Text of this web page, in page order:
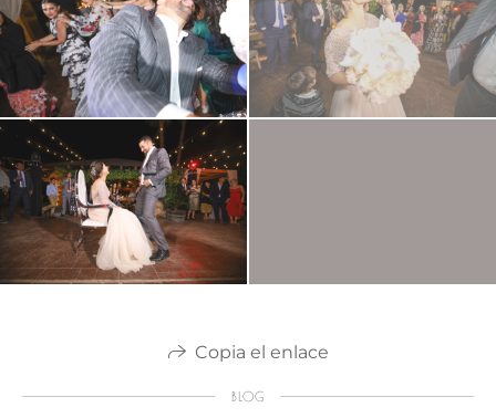
Copia el enlace
BLOG